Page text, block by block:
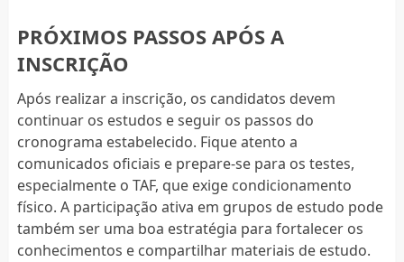
PRÓXIMOS PASSOS APÓS A
INSCRIÇÃO
Após realizar a inscrição, os candidatos devem
continuar os estudos e seguir os passos do
cronograma estabelecido. Fique atento a
comunicados oficiais e prepare-se para os testes,
especialmente o TAF, que exige condicionamento
físico. A participação ativa em grupos de estudo pode
também ser uma boa estratégia para fortalecer os
conhecimentos e compartilhar materiais de estudo.